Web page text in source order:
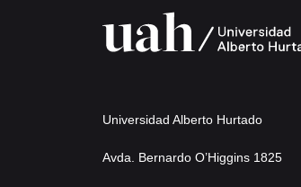
Universidad Alberto Hurtado
Avda. Bernardo O’Higgins 1825